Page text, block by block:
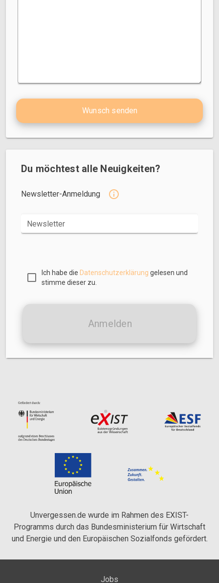
Wunsch senden
Du möchtest alle Neuigkeiten?
Newsletter-Anmeldung
Newsletter
Ich habe die Datenschutzerklärung gelesen und
stimme dieser zu.
Anmelden
Unvergessen.de wurde im Rahmen des EXIST-
Programms durch das Bundesministerium für Wirtschaft
und Energie und den Europäischen Sozialfonds gefördert.
Jobs